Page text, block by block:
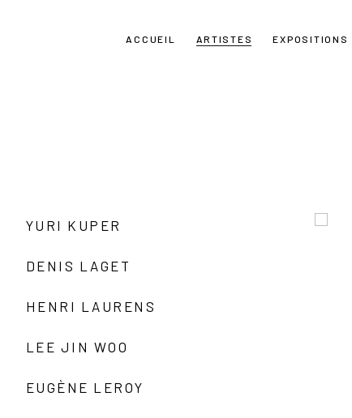
ACCUEIL ARTISTES EXPOSITIONS
YURI KUPER
DENIS LAGET
HENRI LAURENS
LEE JIN WOO
EUGÈNE LEROY